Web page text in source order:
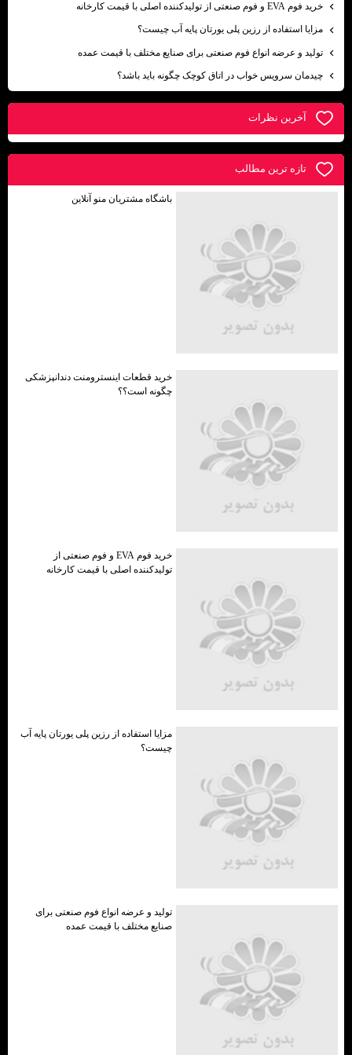
خرید فوم EVA و فوم صنعتی از تولیدکننده اصلی با قیمت کارخانه
مزایا استفاده از رزین پلی یورتان پایه آب چیست؟
تولید و عرضه انواع فوم صنعتی برای صنایع مختلف با قیمت عمده
چیدمان سرویس خواب در اتاق کوچک چگونه باید باشد؟
آخرين نظرات
تازه ترين مطالب
باشگاه مشتریان منو آنلاین
خرید قطعات اینسترومنت دندانپزشکی
چگونه است؟؟
خرید فوم EVA و فوم صنعتی از
تولیدکننده اصلی با قیمت کارخانه
مزایا استفاده از رزین پلی یورتان پایه آب
چیست؟
تولید و عرضه انواع فوم صنعتی برای
صنایع مختلف با قیمت عمده